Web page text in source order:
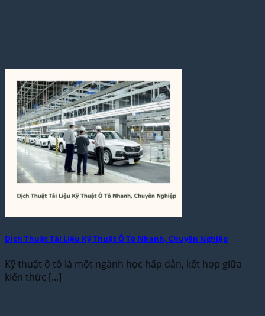
Dịch Thuật Tài Liệu Kỹ Thuật Ô Tô Nhanh, Chuyên Nghiệp
Kỹ thuật ô tô là một ngành học hấp dẫn, kết hợp giữa
kiến thức [...]